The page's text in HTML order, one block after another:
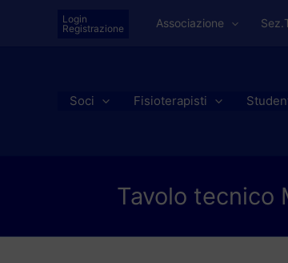
Login
Registrazione
Associazione
Soci Fisioterapisti
Tavolo tecnico